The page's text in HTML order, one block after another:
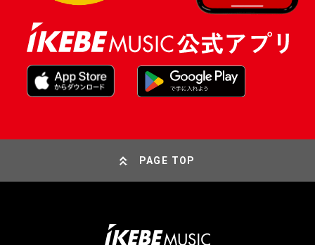
PAGE TOP